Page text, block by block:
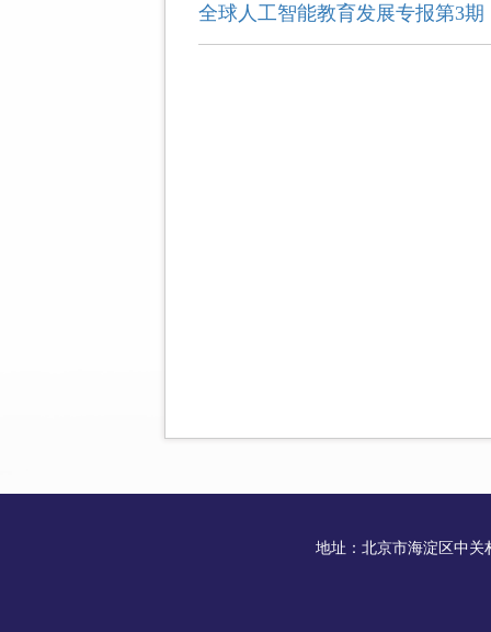
全球人工智能教育发展专报第3期
地址：北京市海淀区中关